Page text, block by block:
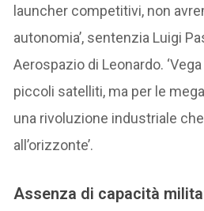
launcher competitivi, non
autonomia’, sentenzia Luigi
Aerospazio di Leonardo.
piccoli satelliti, ma per le
una rivoluzione industriale
all’orizzonte’.
Assenza di capacità